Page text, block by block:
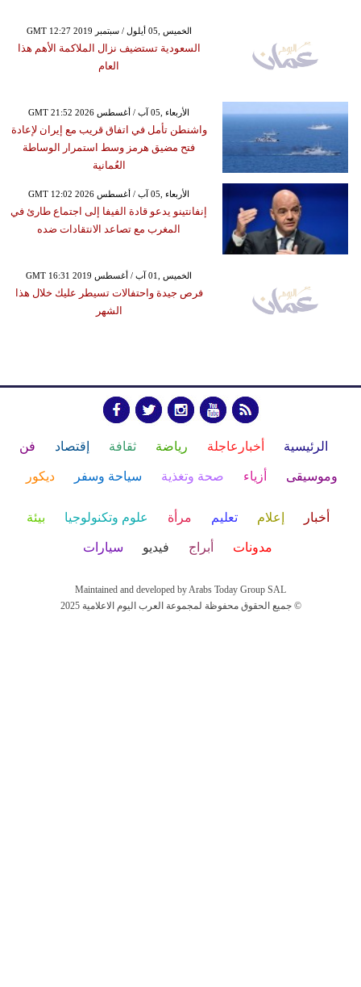
GMT 12:27 2019 الخميس ,05 أيلول / سبتمبر
السعودية تستضيف نزال الملاكمة الأهم هذا
العام
GMT 21:52 2026 الأربعاء ,05 آب / أغسطس
واشنطن تأمل في اتفاق قريب مع إيران لإعادة
فتح مضيق هرمز وسط استمرار الوساطة
العُمانية
GMT 12:02 2026 الأربعاء ,05 آب / أغسطس
إنفانتينو يدعو قادة الفيفا إلى اجتماع طارئ في
المغرب مع تصاعد الانتقادات ضده
GMT 16:31 2019 الخميس ,01 آب / أغسطس
فرص جيدة واحتفالات تسيطر عليك خلال هذا
الشهر
الرئيسية أخبارعاجلة رياضة ثقافة إقتصاد فن
وموسيقى أزياء صحة وتغذية سياحة وسفر ديكور
أخبار إعلام تعليم مرأة علوم وتكنولوجيا بيئة
مدونات أبراج فيديو سيارات
Maintained and developed by Arabs Today Group SAL
جميع الحقوق محفوظة لمجموعة العرب اليوم الاعلامية 2025 ©